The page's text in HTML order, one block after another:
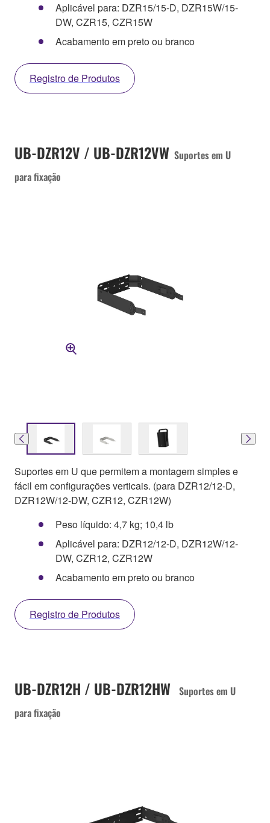
Aplicável para: DZR15/15-D, DZR15W/15-
DW, CZR15, CZR15W
Acabamento em preto ou branco
Registro de Produtos
UB-DZR12V / UB-DZR12VW Suportes em U
para fixação
Suportes em U que permitem a montagem simples e
fácil em configurações verticais. (para DZR12/12-D,
DZR12W/12-DW, CZR12, CZR12W)
Peso líquido: 4,7 kg; 10,4 lb
Aplicável para: DZR12/12-D, DZR12W/12-
DW, CZR12, CZR12W
Acabamento em preto ou branco
Registro de Produtos
UB-DZR12H / UB-DZR12HW
Suportes em U
para fixação